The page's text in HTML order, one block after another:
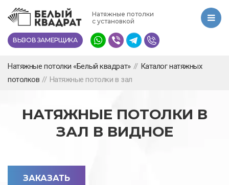
Перейти
основному
содержанию
Натяжные потолки
с установкой
ВЫЗОВ ЗАМЕРЩИКА
Натяжные потолки «Белый квадрат» // Каталог натяжных
потолков // Натяжные потолки в зал
НАТЯЖНЫЕ ПОТОЛКИ В
ЗАЛ В ВИДНОЕ
ЗАКАЗАТЬ